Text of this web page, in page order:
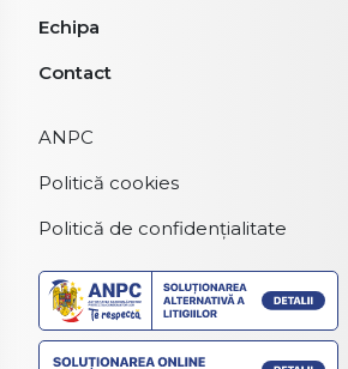
Echipa
Contact
ANPC
Politică cookies
Politică de confidențialitate